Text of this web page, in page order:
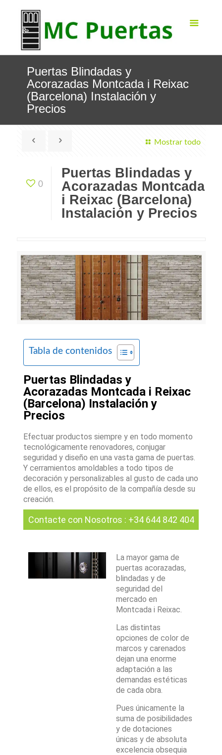
Puertas Blindadas y
Acorazadas Montcada i Reixac
(Barcelona) Instalación y
Precios
Mostrar todo
0
Puertas Blindadas y
Acorazadas Montcada
i Reixac (Barcelona)
Instalación y Precios
Tabla de contenidos
Puertas Blindadas y
Acorazadas Montcada i Reixac
(Barcelona) Instalación y
Precios
Efectuar productos siempre y en todo momento
tecnológicamente renovadores, conjugar
seguridad y diseño en una vasta gama de puertas.
Y cerramientos amoldables a todo tipos de
decoración y personalizables al gusto de cada uno
de ellos, es el propósito de la compañía desde su
creación.
Contacte con Nosotros : +34 644 842 404
La mayor gama de
puertas acorazadas,
blindadas y de
seguridad del
mercado en
Montcada i Reixac.
Las distintas
opciones de color de
marcos y carenados
dejan una enorme
adaptación a las
demandas estéticas
de cada obra.
Pues únicamente la
suma de posibilidades
y de dotaciones
únicas y de absoluta
excelencia obsequia